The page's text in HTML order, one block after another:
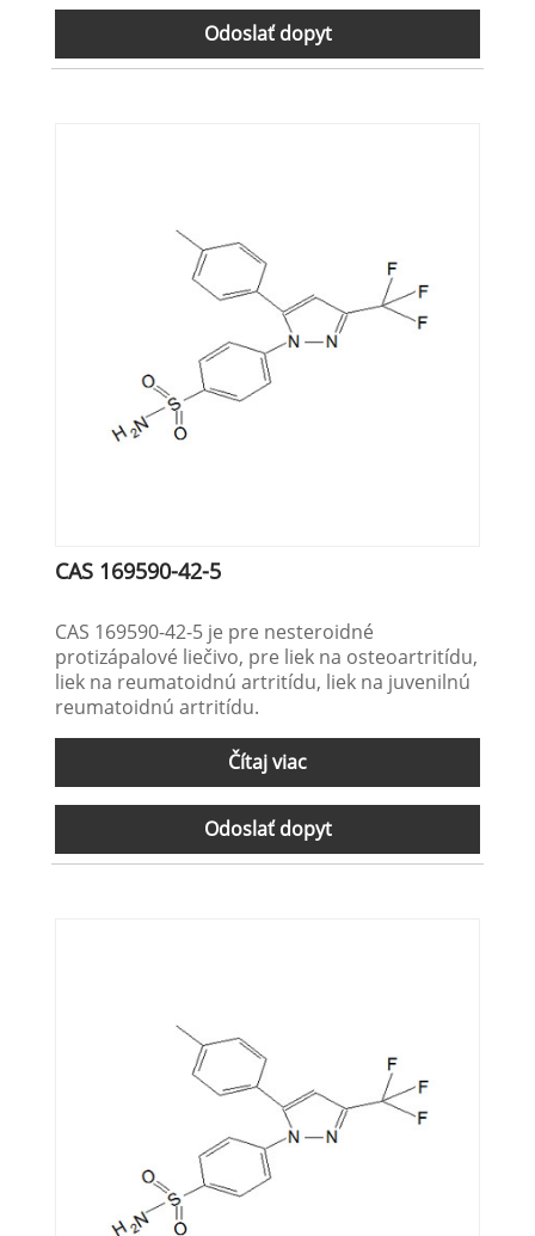
Odoslať dopyt
CAS 169590-42-5
CAS 169590-42-5 je pre nesteroidné
protizápalové liečivo, pre liek na osteoartritídu,
liek na reumatoidnú artritídu, liek na juvenilnú
reumatoidnú artritídu.
Čítaj viac
Odoslať dopyt